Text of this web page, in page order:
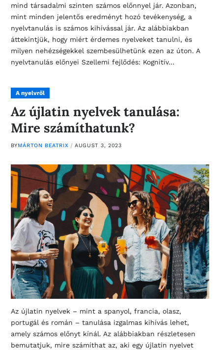
mind társadalmi szinten számos előnnyel jár. Azonban,
mint minden jelentős eredményt hozó tevékenység, a
nyelvtanulás is számos kihívással jár. Az alábbiakban
áttekintjük, hogy miért érdemes nyelveket tanulni, és
milyen nehézségekkel szembesülhetünk ezen az úton. A
nyelvtanulás előnyei Szellemi fejlődés: Kognitív…
A nyelvről
Az újlatin nyelvek tanulása:
Mire számíthatunk?
BYMÁRTON BEATRIX AUGUST 3, 2023
Az újlatin nyelvek – mint a spanyol, francia, olasz,
portugál és román – tanulása izgalmas kihívás lehet,
amely számos előnyt kínál. Az alábbiakban részletesen
bemutatjuk, mire számíthat az, aki egy újlatin nyelvet